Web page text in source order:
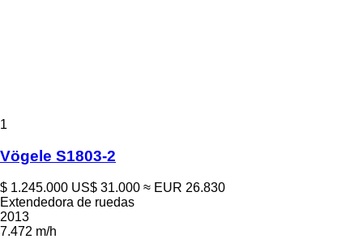
1
Vögele S1803-2
$ 1.245.000 US$ 31.000 ≈ EUR 26.830
Extendedora de ruedas
2013
7.472 m/h